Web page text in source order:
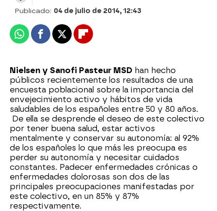
Publicado: 04 de julio de 2014, 12:43
WhatsappFacebook
X Flipboard
Nielsen y Sanofi Pasteur MSD han hecho
públicos recientemente los resultados de una
encuesta poblacional sobre la importancia del
envejecimiento activo y hábitos de vida
saludables de los españoles entre 50 y 80 años.
De ella se desprende el deseo de este colectivo
por tener buena salud, estar activos
mentalmente y conservar su autonomía: al 92%
de los españoles lo que más les preocupa es
perder su autonomía y necesitar cuidados
constantes. Padecer enfermedades crónicas o
enfermedades dolorosas son dos de las
principales preocupaciones manifestadas por
este colectivo, en un 85% y 87%
respectivamente.